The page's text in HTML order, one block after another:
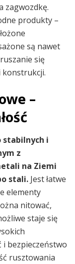
zagwozdkę.
produkty –
są nawet
się
konstrukcji.
–
stabilnych i
z
na Ziemi
stali. Jest łatwe
elementy
nitować,
staje się
bezpieczeństwo
rusztowania